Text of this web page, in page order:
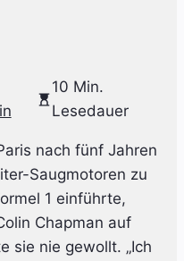
10 Min.
Lesedauer
nach fünf Jahren
Saugmotoren zu
1 einführte,
Chapman auf
sie nie gewollt. „Ich